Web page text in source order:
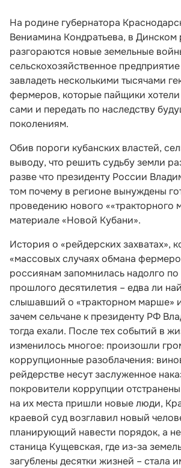
На родине губернатора
Вениамина Кондратьева, в Динском
разгораются новые земельные
сельскохозяйственное
завладеть несколькими тысячами
фермеров, которые пайщики
сами и передать по наследству
поколениям.
Обив пороги кубанских властей,
выводу, что решить судьбу земли
разве что президенту России
том почему в регионе вынуждены
проведению нового ««тракторного
материале «Новой Кубани».
История о «рейдерских захватах»,
«массовых случаях обмана
россиянам запомнилась надолго
прошлого десятилетия – едва ли
слышавший о «тракторном марше»
зачем сельчане к президенту РФ
тогда ехали. После тех событий в
изменилось многое: произошли
коррупционные разоблачения:
рейдерстве несут заслуженное
покровители коррупции
на их места пришли новые люди,
краевой суд возглавил новый
планирующий навести порядок, а
станица Кущевская, где из-за
загублены десятки жизней – стала